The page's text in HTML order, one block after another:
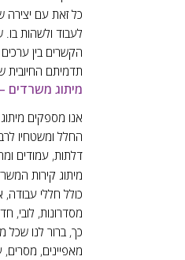
כל זאת עם יצירה
לעבוד ולשהות בו.
הקשרים בין
תדמיתם החיובית
מיתוג משרדים –
אנו מספקים
החלל ומשטחיו
דלתות, עמודים
מיתוג קירות
כולל חללי עבודה,
מסדרונות, לובי,
כך, ברור לנו
מאפיינים, מסרים,